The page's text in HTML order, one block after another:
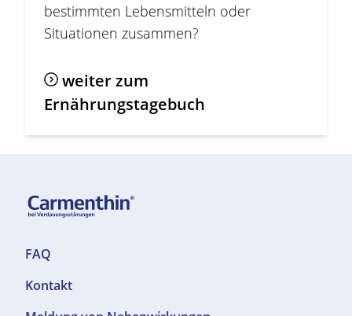
bestimmten Lebensmitteln oder
Situationen zusammen?
weiter zum
Ernährungstagebuch
F
o
t
FAQ
Kontakt